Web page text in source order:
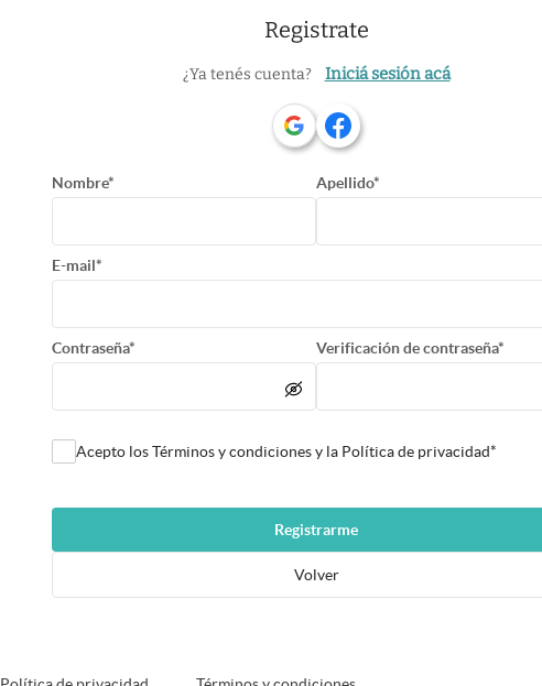
Registrate
¿Ya tenés cuenta? Iniciá sesión acá
Nombre* Apellido*
E-mail*
Contraseña* Verificación de contraseña*
Acepto los Términos y condiciones y la Política de privacidad*
Registrarme
Volver